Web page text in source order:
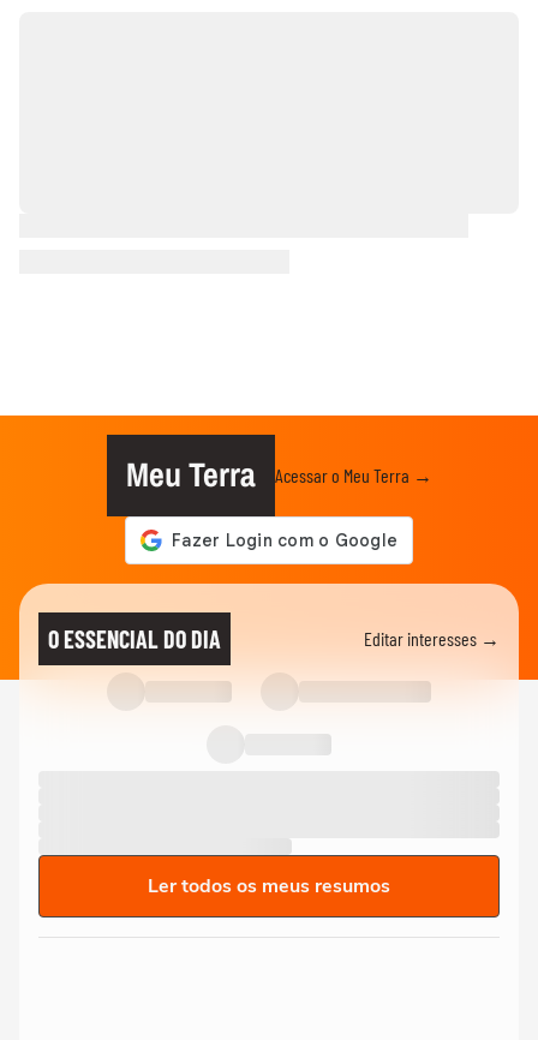
Meu Terra Acessar o Meu Terra →
O ESSENCIAL DO DIA Editar interesses →
Ler todos os meus resumos